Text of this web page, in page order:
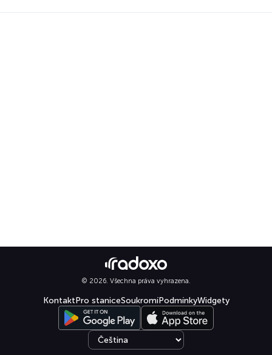
© 2026. Všechna práva vyhrazena.
KontaktPro staniceSoukromíPodmínkyWidgety
Select language